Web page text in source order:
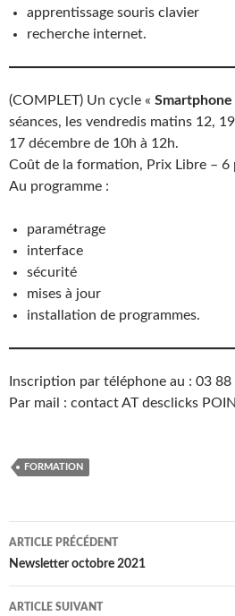
apprentissage souris clavier
recherche internet.
(COMPLET) Un cycle «
séances, les vendredis matins 12,
17 décembre de 10h à 12h.
Coût de la formation, Prix Libre – 6
Au programme :
paramétrage
interface
sécurité
mises à jour
installation de programmes.
Inscription par téléphone au : 03
Par mail : contact AT desclicks
FORMATION
Navigation
des
articles
ARTICLE PRÉCÉDENT
Newsletter octobre 2021
ARTICLE SUIVANT